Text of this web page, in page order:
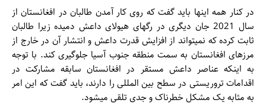
در کنار همه این­ها باید گفت که روی کار آمدن طالبان در افغانستان از
سال 2021 جان دیگری در رگ­های هیولای داعش دمیده زیرا طالبان
ثابت کرده که نمی­تواند از افزایش قدرت داعش و انتشار آن در خارج از
مرزهای افغانستان به سمت منطقه جنوب آسیا جلوگیری کند. با توجه
به اینکه عناصر داعش مستقر در افغانستان سابقه مشارکت در
اقدامات تروریستی در سطح بین المللی را دارند، باید گفت که این امر
به مثابه یک مشکل خطرناک و جدی تلقی می­شود.